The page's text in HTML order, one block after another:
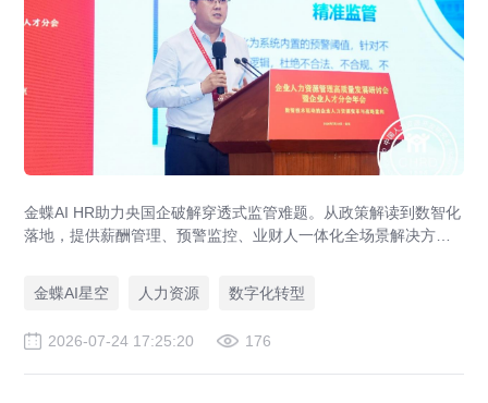
金蝶AI HR助力央国企破解穿透式监管难题。从政策解读到数智化
落地，提供薪酬管理、预警监控、业财人一体化全场景解决方
金蝶AI星空
人力资源 数字化转型
2026-07-24 17:25:20 176